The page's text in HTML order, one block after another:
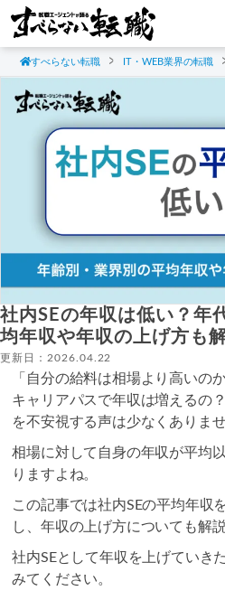
すべらない転職 IT・WEB業界の転職
社内SEの年収は低い？年
均年収や年収の上げ方も
更新日：2026.04.22
「自分の給料は相場より高いの
キャリアパスで年収は増えるの
を不安視する声は少なくありませ
相場に対して自身の年収が平均
りますよね。
この記事では社内SEの平均年収
し、年収の上げ方についても解説
社内SEとして年収を上げていき
みてください。